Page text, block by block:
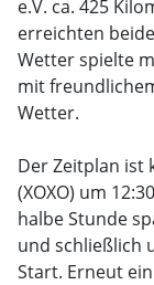
e.V. ca. 425
erreichten
Wetter spielte
mit
Wetter.
Der Zeitplan ist
(XOXO) um
halbe Stunde
und schließlich
Start. Erneut